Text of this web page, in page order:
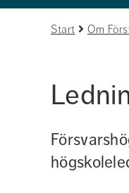
Start Om